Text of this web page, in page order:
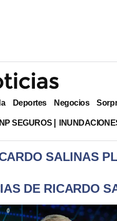
Deportes Negocios
SEGUROS
SALINAS
DE RICARDO